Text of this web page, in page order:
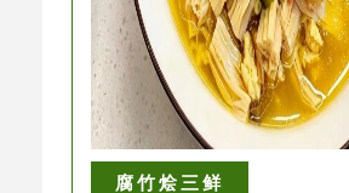
腐竹烩三鲜